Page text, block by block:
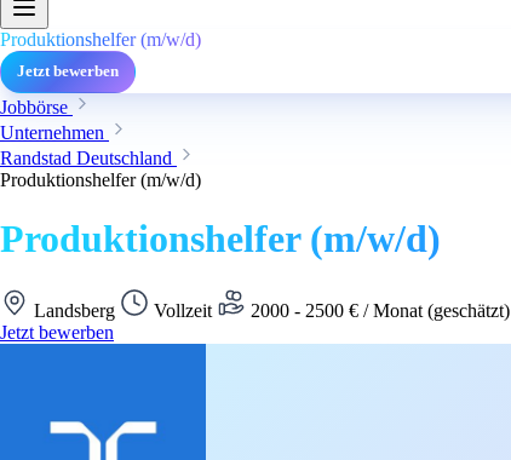
Produktionshelfer (m/w/d)
Jetzt bewerben
Jobbörse
Unternehmen
Randstad Deutschland
Produktionshelfer (m/w/d)
Produktionshelfer (m/w/d)
Landsberg Vollzeit 2000 - 2500 € / Monat (geschätzt)
Jetzt bewerben